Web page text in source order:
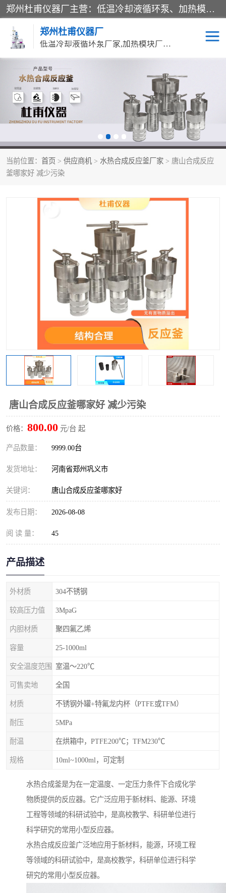
郑州杜甫仪器厂主营：低温冷却液循环泵、加热模块、水热合成反应釜、水油浴锅、旋转蒸发器、循环水真空泵等产品。郑州杜甫仪器厂在众多的教学仪器行业中依靠科技力量扬长避短、迅速发展，成为国家教委*生产教学仪器的厂家，产品具有国内良好水平，主导产品通过ISO9002质量认证。
郑州杜甫仪器厂
低温冷却液循环泵厂家,加热模块厂家,水热合成反应釜厂家,水油浴锅厂家,旋转蒸发器厂家
当前位置： 首页 > 供应商机 > 水热合成反应釜厂家 > 唐山合成反应
釜哪家好 减少污染
唐山合成反应釜哪家好 减少污染
价格： 800.00 元/台 起
产品数量： 9999.00台
发货地址： 河南省郑州巩义市
关键词： 唐山合成反应釜哪家好
发布日期： 2026-08-08
阅 读 量： 45
产品描述
外材质 304不锈钢
较高压力值 3MpaG
内胆材质 聚四氟乙烯
容量 25-1000ml
安全温度范围 室温～220℃
可售卖地 全国
材质 不锈钢外罐+特氟龙内杯（PTFE或TFM）
耐压 5MPa
耐温 在烘箱中，PTFE200℃；TFM230℃
规格 10ml~1000ml，可定制
水热合成釜是为在一定温度、一定压力条件下合成化学
物质提供的反应器。它广泛应用于新材料、能源、环境
工程等领域的科研试验中，是高校教学、科研单位进行
科学研究的常用小型反应器。
水热合成反应釜广泛地应用于新材料，能源，环境工程
等领域的科研试验中，是高校教学，科研单位进行科学
研究的常用小型反应器。
循环水真空泵厂家 水热合成反应釜厂家
低温冷却液循环泵厂家 加热模块厂家
气流烘干器
旋转蒸发器厂家 双层玻璃反应釜10L
五抽头循环水真空泵
多功能油浴锅
单层玻璃反应釜 低温恒温反应浴槽
电动搅拌器